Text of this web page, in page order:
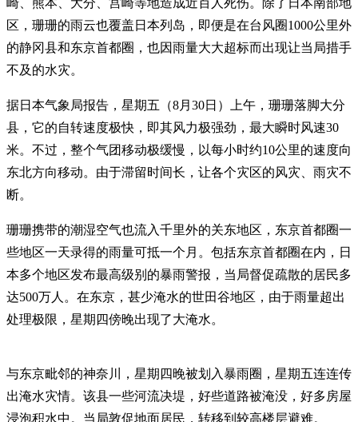
区，珊珊的雨云也覆盖日本列岛，即便是在台风圈1000公里外
的静冈县和东京首都圈，也因雨量大大超标而出现让当局措手
不及的水灾。
据日本气象局报告，星期五（8月30日）上午，珊珊落脚大分
县，它的自转速度极快，即其风力极强劲，最大瞬时风速30
米。不过，整个气团移动极缓慢，以每小时约10公里的速度向
东北方向移动。由于滞留时间长，让各个灾区的风灾、雨灾不
断。
珊珊携带的潮湿空气也流入千里外的关东地区，东京首都圈一
些地区一天录得的雨量可抵一个月。包括东京首都圈在内，日
本多个地区发布最高级别的暴雨警报，当局督促疏散的居民多
达500万人。在东京，甚少淹水的世田谷地区，由于雨量超出
处理极限，星期四傍晚出现了大淹水。
与东京毗邻的神奈川，星期四晚被划入暴雨圈，星期五连连传
出淹水灾情。该县一些河流决堤，好些道路被淹没，好多房屋
浸泡积水中。当局敦促地面居民，转移到较高楼层避难。